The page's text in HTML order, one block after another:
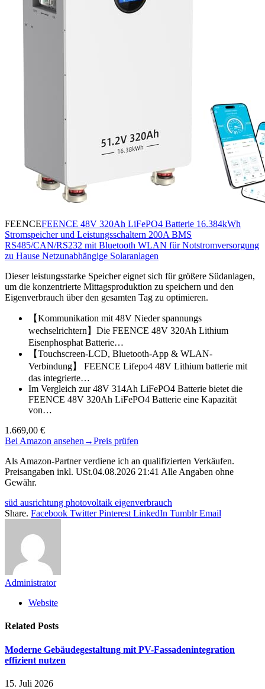
FEENCEFEENCE 48V 320Ah LiFePO4 Batterie 16.384kWh
Stromspeicher und Leistungsschaltern 200A BMS
RS485/CAN/RS232 mit Bluetooth WLAN für Notstromversorgung
zu Hause Netzunabhängige Solaranlagen
Dieser leistungsstarke Speicher eignet sich für größere Südanlagen,
um die konzentrierte Mittagsproduktion zu speichern und den
Eigenverbrauch über den gesamten Tag zu optimieren.
【Kommunikation mit 48V Nieder spannungs
wechselrichtern】Die FEENCE 48V 320Ah Lithium
Eisenphosphat Batterie…
【Touchscreen-LCD, Bluetooth-App & WLAN-
Verbindung】 FEENCE Lifepo4 48V Lithium batterie mit
das integrierte…
Im Vergleich zur 48V 314Ah LiFePO4 Batterie bietet die
FEENCE 48V 320Ah LiFePO4 Batterie eine Kapazität
von…
1.669,00 €
Bei Amazon ansehen →Preis prüfen
Als Amazon-Partner verdiene ich an qualifizierten Verkäufen.
Preisangaben inkl. USt.04.08.2026 21:41 Alle Angaben ohne
Gewähr.
süd ausrichtung photovoltaik eigenverbrauch
Share. Facebook Twitter Pinterest LinkedIn Tumblr Email
Administrator
Website
Related Posts
Moderne Gebäudegestaltung mit PV-Fassadenintegration
effizient nutzen
15. Juli 2026